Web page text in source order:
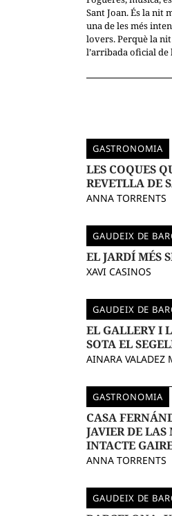
Sant Joan. És la nit
una de les més
lovers. Perquè la
l’arribada oficial de
GASTRONOMIA
LES COQUES
REVETLLA DE
ANNA TORRENTS
GAUDEIX DE
EL JARDÍ MÉS
XAVI CASINOS
GAUDEIX DE
EL GALLERY I
SOTA EL
AINARA VALADEZ
GASTRONOMIA
CASA
JAVIER DE
INTACTE
ANNA TORRENTS
GAUDEIX DE